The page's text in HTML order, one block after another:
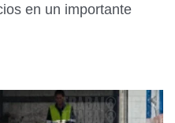
en un importante